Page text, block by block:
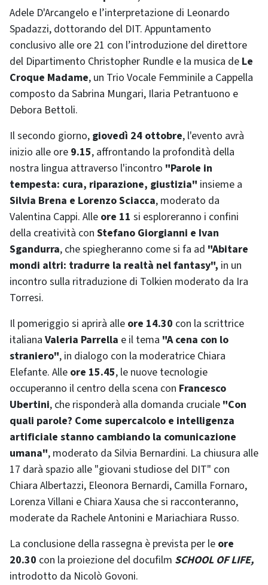
Adele D'Arcangelo e l’interpretazione di Leonardo
Spadazzi, dottorando del DIT. Appuntamento
conclusivo alle ore 21 con l’introduzione del direttore
del Dipartimento Christopher Rundle e la musica de Le
Croque Madame, un Trio Vocale Femminile a Cappella
composto da Sabrina Mungari, Ilaria Petrantuono e
Debora Bettoli.
Il secondo giorno, giovedì 24 ottobre, l'evento avrà
inizio alle ore 9.15, affrontando la profondità della
nostra lingua attraverso l'incontro "Parole in
tempesta: cura, riparazione, giustizia" insieme a
Silvia Brena e Lorenzo Sciacca, moderato da
Valentina Cappi. Alle ore 11 si esploreranno i confini
della creatività con Stefano Giorgianni e Ivan
Sgandurra, che spiegheranno come si fa ad "Abitare
mondi altri: tradurre la realtà nel fantasy", in un
incontro sulla ritraduzione di Tolkien moderato da Ira
Torresi.
Il pomeriggio si aprirà alle ore 14.30 con la scrittrice
italiana Valeria Parrella e il tema "A cena con lo
straniero", in dialogo con la moderatrice Chiara
Elefante. Alle ore 15.45, le nuove tecnologie
occuperanno il centro della scena con Francesco
Ubertini, che risponderà alla domanda cruciale "Con
quali parole? Come supercalcolo e intelligenza
artificiale stanno cambiando la comunicazione
umana", moderato da Silvia Bernardini. La chiusura alle
17 darà spazio alle "giovani studiose del DIT" con
Chiara Albertazzi, Eleonora Bernardi, Camilla Fornaro,
Lorenza Villani e Chiara Xausa che si racconteranno,
moderate da Rachele Antonini e Mariachiara Russo.
La conclusione della rassegna è prevista per le ore
20.30 con la proiezione del docufilm SCHOOL OF LIFE,
introdotto da Nicolò Govoni.